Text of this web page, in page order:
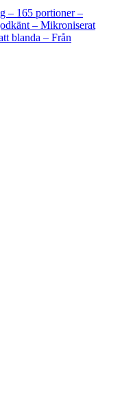
– 165 portioner –
– Mikroniserat
blanda – Från